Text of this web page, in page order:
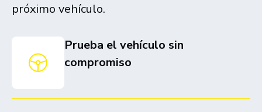
próximo vehículo.
Prueba el vehículo sin
compromiso